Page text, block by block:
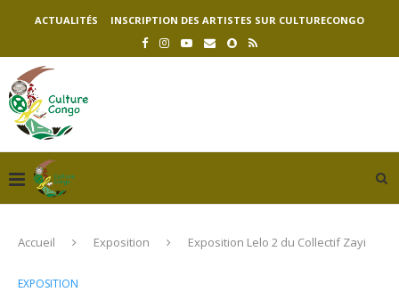
ACTUALITÉS INSCRIPTION DES ARTISTES SUR CULTURECONGO
Accueil Exposition Exposition Lelo 2 du Collectif Zayi
EXPOSITION